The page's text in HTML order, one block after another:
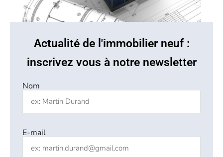
Actualité de l'immobilier neuf :
inscrivez vous à notre newsletter
Nom
E-mail